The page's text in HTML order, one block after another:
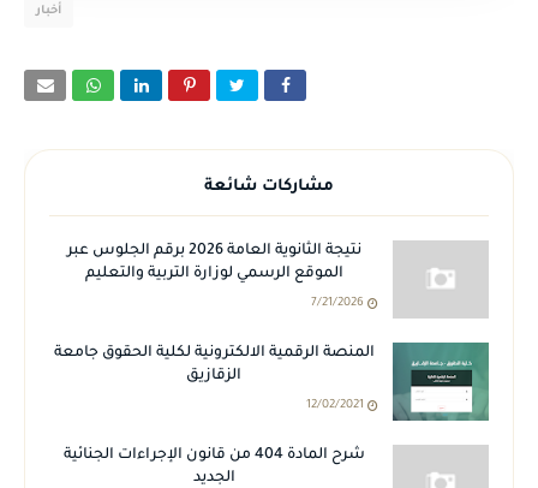
أخبار
مشاركات شائعة
نتيجة الثانوية العامة 2026 برقم الجلوس عبر
الموقع الرسمي لوزارة التربية والتعليم
7/21/2026
المنصة الرقمية الالكترونية لكلية الحقوق جامعة
الزقازيق
12/02/2021
شرح المادة 404 من قانون الإجراءات الجنائية
الجديد